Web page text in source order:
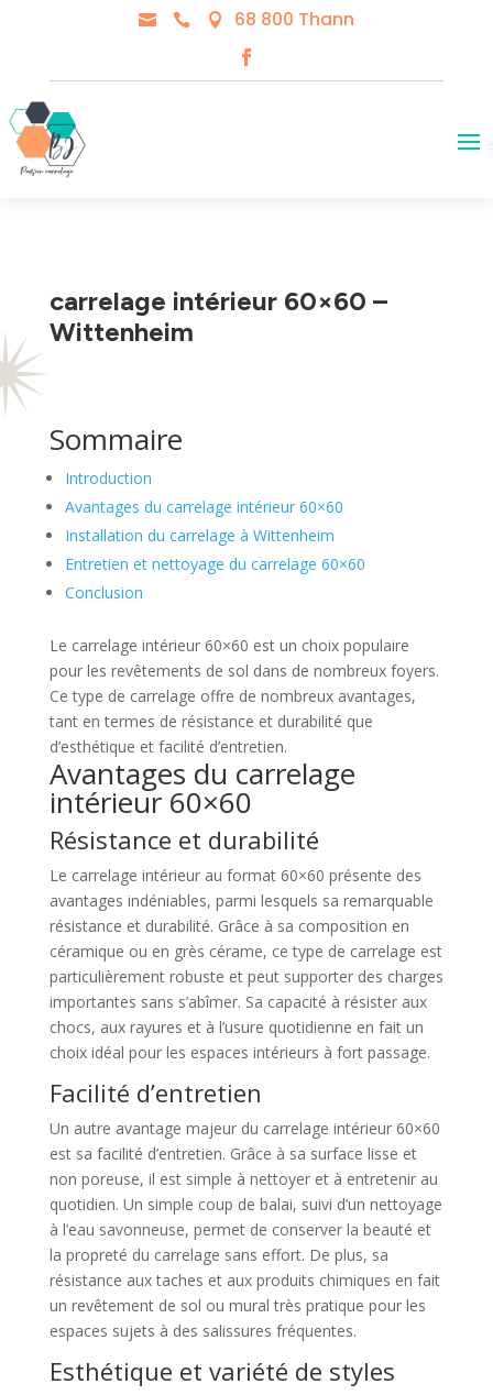
   68 800 Thann
carrelage intérieur 60×60 –
Wittenheim
Sommaire
Introduction
Avantages du carrelage intérieur 60×60
Installation du carrelage à Wittenheim
Entretien et nettoyage du carrelage 60×60
Conclusion
Le carrelage intérieur 60×60 est un choix populaire
pour les revêtements de sol dans de nombreux foyers.
Ce type de carrelage offre de nombreux avantages,
tant en termes de résistance et durabilité que
d’esthétique et facilité d’entretien.
Avantages du carrelage
intérieur 60×60
Résistance et durabilité
Le carrelage intérieur au format 60×60 présente des
avantages indéniables, parmi lesquels sa remarquable
résistance et durabilité. Grâce à sa composition en
céramique ou en grès cérame, ce type de carrelage est
particulièrement robuste et peut supporter des charges
importantes sans s’abîmer. Sa capacité à résister aux
chocs, aux rayures et à l’usure quotidienne en fait un
choix idéal pour les espaces intérieurs à fort passage.
Facilité d’entretien
Un autre avantage majeur du carrelage intérieur 60×60
est sa facilité d’entretien. Grâce à sa surface lisse et
non poreuse, il est simple à nettoyer et à entretenir au
quotidien. Un simple coup de balai, suivi d’un nettoyage
à l’eau savonneuse, permet de conserver la beauté et
la propreté du carrelage sans effort. De plus, sa
résistance aux taches et aux produits chimiques en fait
un revêtement de sol ou mural très pratique pour les
espaces sujets à des salissures fréquentes.
Esthétique et variété de styles